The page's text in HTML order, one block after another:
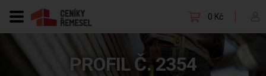
0 Kč
PROFIL Č. 2354